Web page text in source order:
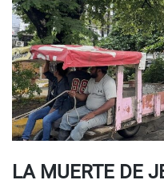
LA MUERTE DE